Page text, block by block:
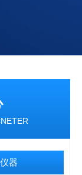
器